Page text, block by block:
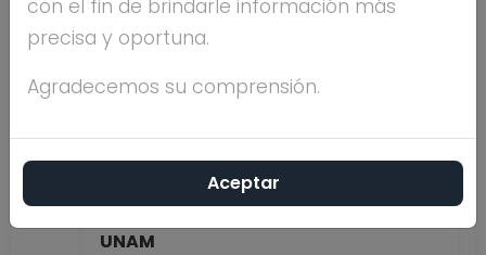
TORRES
estudios
Antigüedad
UNAM
con el fin de brindarle información más
precisa y oportuna.
Agradecemos su comprensión.
Aceptar